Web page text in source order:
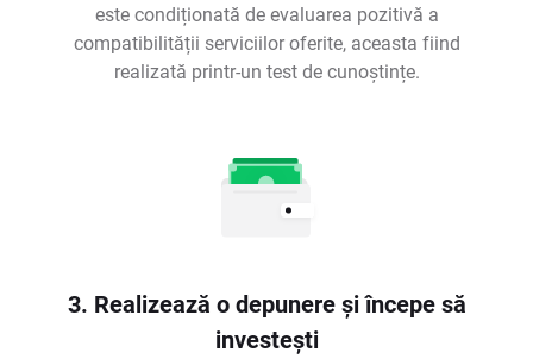
este condiționată de evaluarea pozitivă a
compatibilității serviciilor oferite, aceasta fiind
realizată printr-un test de cunoștințe.
3. Realizează o depunere și începe să
investești